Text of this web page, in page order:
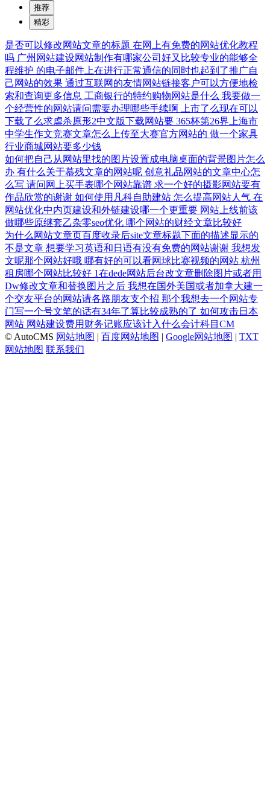
推荐
精彩
是否可以修改网站文章的标题 在网上有免费的网站优化教程
吗 广州网站建设网站制作有哪家公司好又比较专业的能够全
程维护 的电子邮件上在进行正常通信的同时也起到了推广自
己网站的效果 通过互联网的友情网站链接客户可以方便地检
索和查询更多信息 工商银行的特约购物网站是什么 我要做一
个经营性的网站请问需要办理哪些手续啊
上市了么现在可以
下载了么求虐杀原形2中文版下载网站要 365杯第26界上海市
中学生作文竞赛文章怎么上传至大赛官方网站的 做一个家具
行业商城网站要多少钱
如何把自己从网站里找的图片设置成电脑桌面的背景图片怎么
办 有什么关于慕残文章的网站呢 创意礼品网站的文章中心怎
么写 请问网上买手表哪个网站靠谱 求一个好的摄影网站要有
作品欣赏的谢谢 如何使用凡科自助建站 怎么提高网站人气 在
网站优化中内页建设和外链建设哪一个更重要 网站上线前该
做哪些原继套乙杂零seo优化 哪个网站的财经文章比较好
为什么网站文章页百度收录后site文章标题下面的描述显示的
不是文章 想要学习英语和日语有没有免费的网站谢谢 我想发
文呢那个网站好哦 哪有好的可以看网球比赛视频的网站 杭州
租房哪个网站比较好 1在dede网站后台改文章删除图片或者用
Dw修改文章和替换图片之后 我想在国外美国或者加拿大建一
个交友平台的网站请各路朋友支个招 那个我想去一个网站专
门写一个号文笔的话有34年了算比较成熟的了 如何攻击日本
网站 网站建设费用财务记账应该计入什么会计科目CM
© AutoCMS 网站地图 | 百度网站地图 | Google网站地图 | TXT
网站地图 联系我们